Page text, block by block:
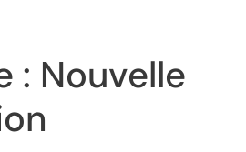
: Nouvelle